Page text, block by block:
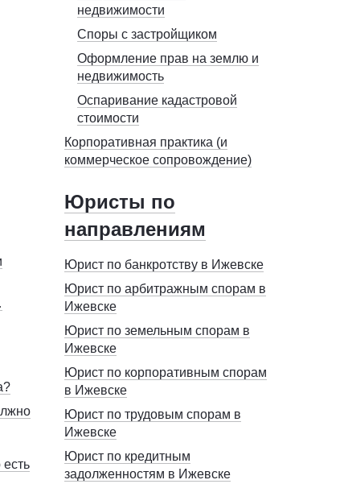
недвижимости
Споры с застройщиком
Оформление прав на землю и
недвижимость
Оспаривание кадастровой
стоимости
Корпоративная практика (и
коммерческое сопровождение)
Юристы по
направлениям
Юрист по банкротству в Ижевске
Юрист по арбитражным спорам в
Ижевске
Юрист по земельным спорам в
Ижевске
Юрист по корпоративным спорам
в Ижевске
Юрист по трудовым спорам в
Ижевске
Юрист по кредитным
задолженностям в Ижевске